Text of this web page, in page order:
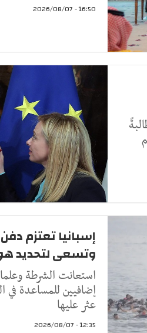
16:50 - 2026/08/07
إسبانيا تعتزم
وتسعى لتحديد
استعانت الشرطة
عثر عليها
12:35 - 2026/08/07